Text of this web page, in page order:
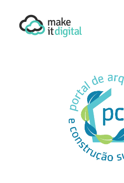
MARKETING DIGITAL